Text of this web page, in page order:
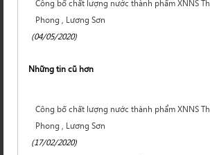
Công bố chất lượng nước thành phẩm XNNS
Phong , Lương Sơn
(04/05/2020)
Những tin cũ hơn
Công bố chất lượng nước thành phẩm XNNS
Phong , Lương Sơn
(17/02/2020)